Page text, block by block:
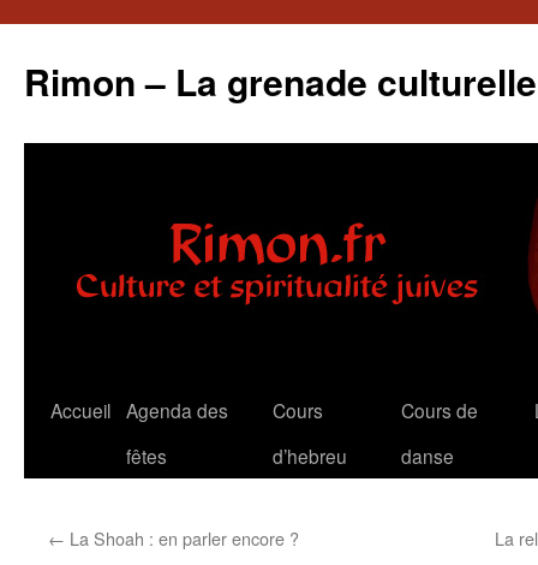
contenu
Rimon – La grenade culturelle
Accueil Agenda des
fêtes
Cours
d’hebreu
Cours de
danse
← La Shoah : en parler encore ? La